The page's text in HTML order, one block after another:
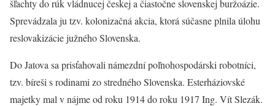
šľachty do rúk vládnucej českej a čiastočne slovenskej buržoázie.
Sprevádzala ju tzv. kolonizačná akcia, ktorá súčasne plnila úlohu
reslovakizácie južného Slovenska.
Do Jatova sa prisťahovali námezdní poľnohospodárski robotníci,
tzv. bíreši s rodinami zo stredného Slovenska. Esterháziovské
majetky mal v nájme od roku 1914 do roku 1917 Ing. Vít Slezák.